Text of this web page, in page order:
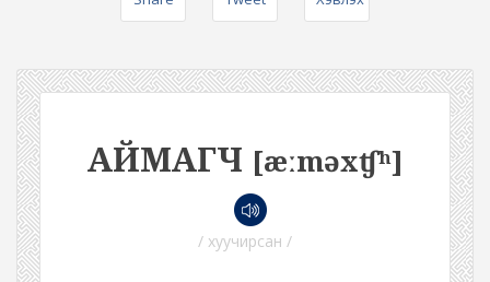
АЙМАГЧ [æːməxʧʰ]
/ хуучирсан /